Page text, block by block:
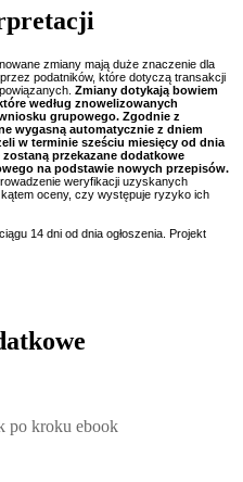
zmiany mają duże znaczenie dla
podatników, które dotyczą transakcji
Zmiany dotykają bowiem
według znowelizowanych
grupowego. Zgodnie z
wygasną automatycznie z dniem
w terminie sześciu miesięcy od dnia
przekazane dodatkowe
na podstawie nowych przepisów.
weryfikacji uzyskanych
oceny, czy występuje ryzyko ich
14 dni od dnia ogłoszenia. Projekt
ebook, Patrycja Kubiesa -
po kroku ebook